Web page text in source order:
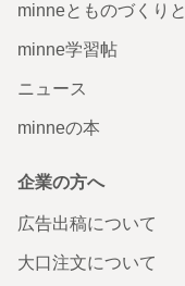
minneとものづくりと
minne学習帖
ニュース
minneの本
企業の方へ
広告出稿について
大口注文について